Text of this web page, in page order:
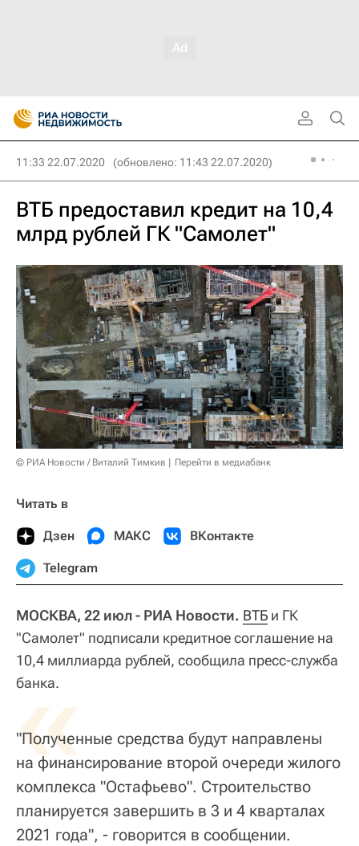
11:33 22.07.2020 (обновлено: 11:43 22.07.2020)
ВТБ предоставил кредит на 10,4
млрд рублей ГК "Самолет"
© РИА Новости / Виталий Тимкив Перейти в медиабанк
Читать в
Дзен МАКС ВКонтакте
Telegram
МОСКВА, 22 июл - РИА Новости. ВТБ и ГК
"Самолет" подписали кредитное соглашение на
10,4 миллиарда рублей, сообщила пресс-служба
банка.
«
"Полученные средства будут направлены
на финансирование второй очереди жилого
комплекса "Остафьево". Строительство
планируется завершить в 3 и 4 кварталах
2021 года", - говорится в сообщении.